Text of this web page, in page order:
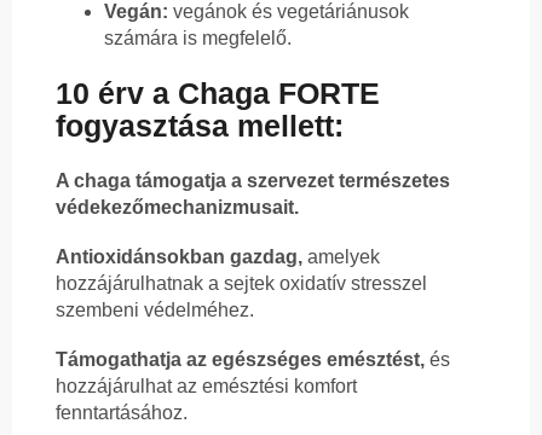
Vegán: vegánok és vegetáriánusok
számára is megfelelő.
10 érv a Chaga FORTE
fogyasztása mellett:
A chaga támogatja a szervezet természetes
védekezőmechanizmusait.
Antioxidánsokban gazdag, amelyek
hozzájárulhatnak a sejtek oxidatív stresszel
szembeni védelméhez.
Támogathatja az egészséges emésztést, és
hozzájárulhat az emésztési komfort
fenntartásához.